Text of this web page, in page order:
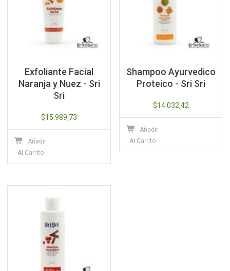
Exfoliante Facial
Naranja y Nuez - Sri
Sri
$15.989,73
Añadir
Al Carrito
Shampoo Ayurvedico
Proteico - Sri Sri
$14.032,42
Añadir
Al Carrito